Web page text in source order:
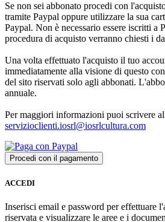
Se non sei abbonato procedi con
tramite Paypal oppure utilizzare la sua
Paypal. Non è necessario essere iscritti a
procedura di acquisto verranno chiesti i
Una volta effettuato l'acquisto il tuo
immediatamente alla visione di questo
del sito riservati solo agli abbonati.
annuale.
Per maggiori informazioni puoi scrivere
servizioclienti.iosrl@iosrlcultura.com
ACCEDI
Inserisci email e password per effettuare
riservata e visualizzare le aree e i